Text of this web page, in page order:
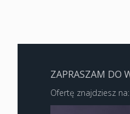
ZAPRASZAM DO
Ofertę znajdziesz na: